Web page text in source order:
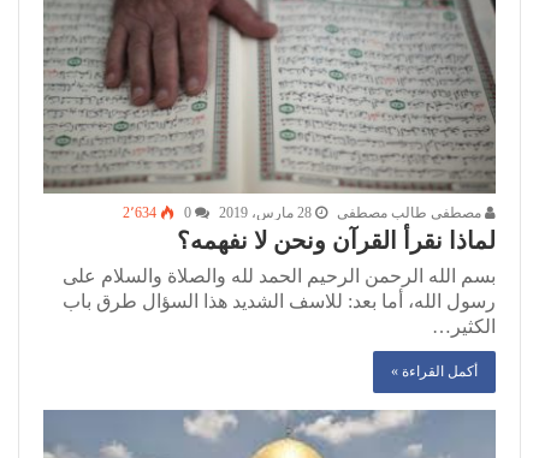
مصطفى طالب مصطفى 28 مارس، 2019 2٬634
لماذا نقرأ القرآن ونحن لا نفهمه؟
بسم الله الرحمن الرحيم الحمد لله والصلاة والسلام على
رسول الله، أما بعد: للاسف الشديد هذا السؤال طرق باب
الكثير…
أكمل القراءة »